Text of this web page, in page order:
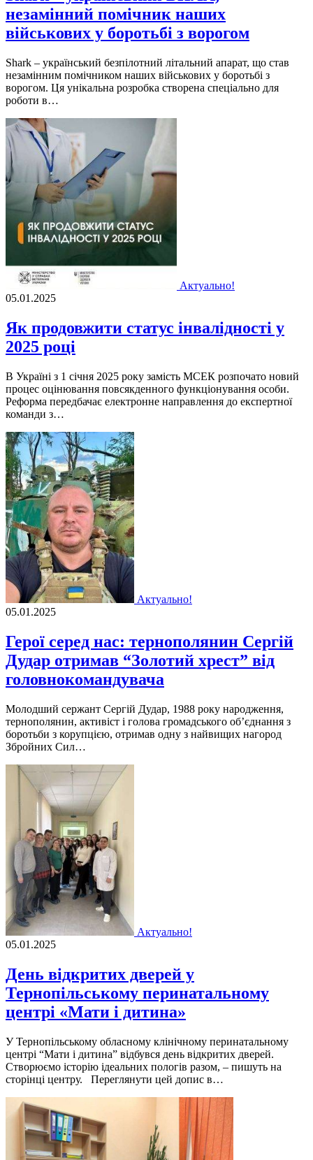
незамінний помічник наших
військових у боротьбі з ворогом
Shark – український безпілотний літальний апарат, що став
незамінним помічником наших військових у боротьбі з
ворогом. Ця унікальна розробка створена спеціально для
роботи в…
Актуально!
05.01.2025
Як продовжити статус інвалідності у
2025 році
В Україні з 1 січня 2025 року замість МСЕК розпочато новий
процес оцінювання повсякденного функціонування особи.
Реформа передбачає електронне направлення до експертної
команди з…
Актуально!
05.01.2025
Герої серед нас: тернополянин Сергій
Дудар отримав “Золотий хрест” від
головнокомандувача
Молодший сержант Сергій Дудар, 1988 року народження,
тернополянин, активіст і голова громадського об’єднання з
боротьби з корупцією, отримав одну з найвищих нагород
Збройних Сил…
Актуально!
05.01.2025
День відкритих дверей у
Тернопільському перинатальному
центрі «Мати і дитина»
У Тернопільському обласному клінічному перинатальному
центрі “Мати і дитина” відбувся день відкритих дверей.
Створюємо історію ідеальних пологів разом, – пишуть на
сторінці центру. Переглянути цей допис в…